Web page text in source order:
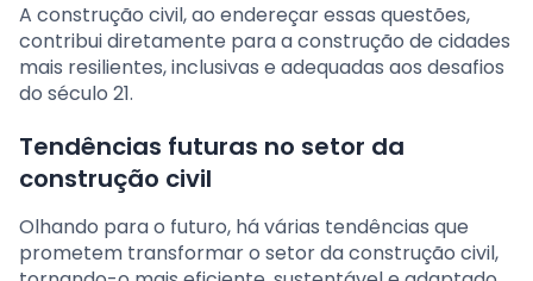
A construção civil, ao endereçar essas questões,
contribui diretamente para a construção de cidades
mais resilientes, inclusivas e adequadas aos desafios
do século 21.
Tendências futuras no setor da
construção civil
Olhando para o futuro, há várias tendências que
prometem transformar o setor da construção civil,